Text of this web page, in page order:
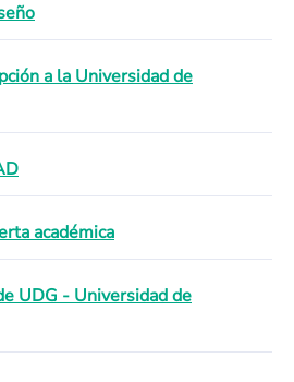
a la Universidad de
académica
UDG - Universidad de